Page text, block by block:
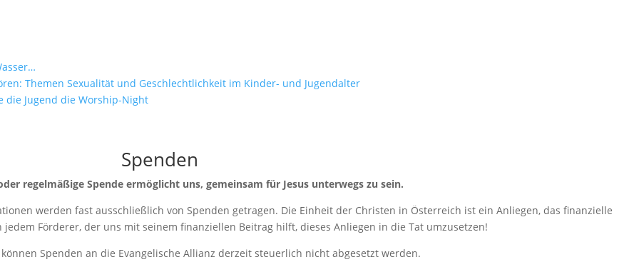
Themen Sexualität und Geschlechtlichkeit im Kinder- und Jugendalter
die Jugend die Worship-Night
Spenden
regelmäßige Spende ermöglicht uns, gemeinsam für Jesus unterwegs zu sein.
werden fast ausschließlich von Spenden getragen. Die Einheit der Christen in Österreich ist ein Anliegen, das finanzielle
Förderer, der uns mit seinem finanziellen Beitrag hilft, dieses Anliegen in die Tat umzusetzen!
Spenden an die Evangelische Allianz derzeit steuerlich nicht abgesetzt werden.